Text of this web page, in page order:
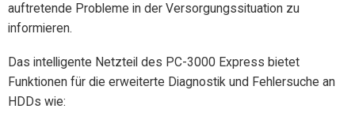
auftretende Probleme in der Versorgungssituation zu
informieren.
Das intelligente Netzteil des PC-3000 Express bietet
Funktionen für die erweiterte Diagnostik und Fehlersuche an
HDDs wie: